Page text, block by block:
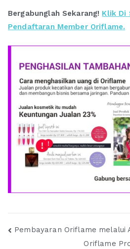
Bergabunglah Sekarang! Klik Di
Pendaftaran Member Oriflame.
Navigasi
Pembayaran Oriflame melalui
Oriflame